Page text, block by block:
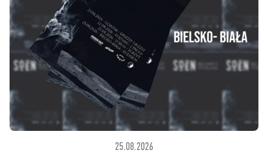
25.08.2026